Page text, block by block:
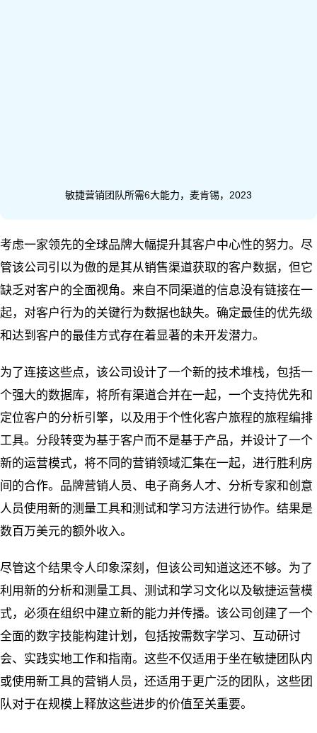
敏捷营销团队所需6大能力，麦肯锡，2023
考虑一家领先的全球品牌大幅提升其客户中心性的努力。尽
管该公司引以为傲的是其从销售渠道获取的客户数据，但它
缺乏对客户的全面视角。来自不同渠道的信息没有链接在一
起，对客户行为的关键行为数据也缺失。确定最佳的优先级
和达到客户的最佳方式存在着显著的未开发潜力。
为了连接这些点，该公司设计了一个新的技术堆栈，包括一
个强大的数据库，将所有渠道合并在一起，一个支持优先和
定位客户的分析引擎，以及用于个性化客户旅程的旅程编排
工具。分段转变为基于客户而不是基于产品，并设计了一个
新的运营模式，将不同的营销领域汇集在一起，进行胜利房
间的合作。品牌营销人员、电子商务人才、分析专家和创意
人员使用新的测量工具和测试和学习方法进行协作。结果是
数百万美元的额外收入。
尽管这个结果令人印象深刻，但该公司知道这还不够。为了
利用新的分析和测量工具、测试和学习文化以及敏捷运营模
式，必须在组织中建立新的能力并传播。该公司创建了一个
全面的数字技能构建计划，包括按需数字学习、互动研讨
会、实践实地工作和指南。这些不仅适用于坐在敏捷团队内
或使用新工具的营销人员，还适用于更广泛的团队，这些团
队对于在规模上释放这些进步的价值至关重要。